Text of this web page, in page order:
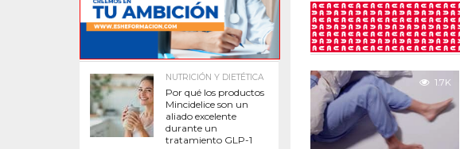
1.7K
NUTRICIÓN Y DIETÉTICA
Por qué los productos
Mincidelice son un
aliado excelente
durante un
tratamiento GLP-1